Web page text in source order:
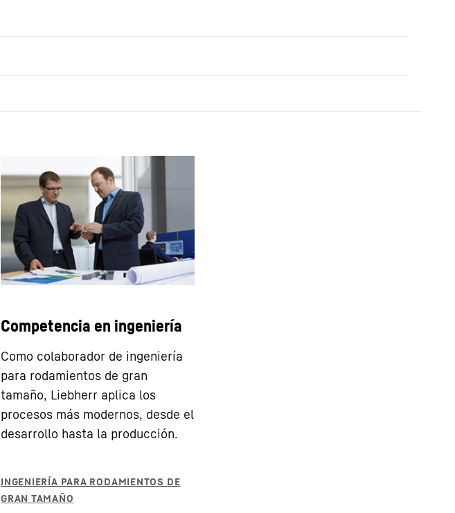
Competencia en ingeniería
Como colaborador de ingeniería
para rodamientos de gran
tamaño, Liebherr aplica los
procesos más modernos, desde el
desarrollo hasta la producción.